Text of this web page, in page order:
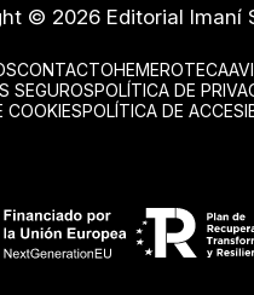
© 2026 Editorial Imaní
CONTACTOHEMEROTECA
SEGUROSPOLÍTICA DE
COOKIESPOLÍTICA DE